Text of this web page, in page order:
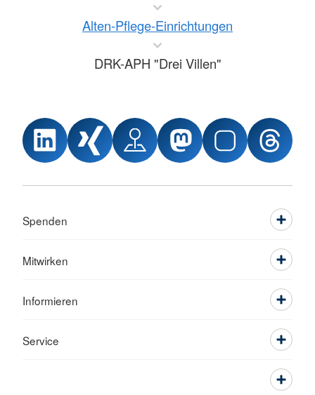
Alten-Pflege-Einrichtungen
DRK-APH "Drei Villen"
Spenden
Mitwirken
Informieren
Service